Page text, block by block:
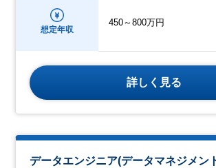
想定年収
450～800万円
詳しく見る
データエンジニア(データマネジメン